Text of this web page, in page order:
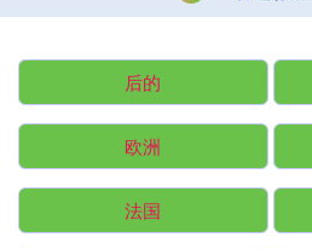
后的
欧洲
法国